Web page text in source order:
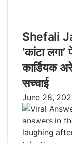
Shefali
‘कांटा
कार्डियक
सच्चाई
June 28,